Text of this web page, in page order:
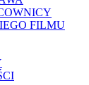
FILMU